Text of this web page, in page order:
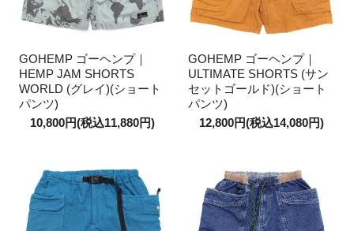
GOHEMP ゴーヘンプ｜
HEMP JAM SHORTS
WORLD (グレイ)(ショート
パンツ)
10,800円(税込11,880円)
GOHEMP ゴーヘンプ｜
ULTIMATE SHORTS (サン
セットゴールド)(ショート
パンツ)
12,800円(税込14,080円)